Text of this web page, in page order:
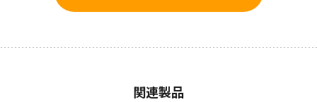
関連製品